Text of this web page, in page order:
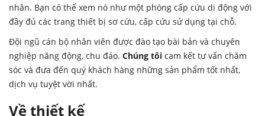
nhân. Bạn có thể xem nó như một phòng cấp cứu di động với
đầy đủ các trang thiết bị sơ cứu, cấp cứu sử dụng tại chỗ.
Đội ngũ cán bộ nhân viên được đào tạo bài bản và chuyên
nghiệp năng động, chu đáo. Chúng tôi cam kết tư vấn chăm
sóc và đưa đến quý khách hàng những sản phẩm tốt nhất,
dịch vụ tuyệt vời nhất.
Về thiết kế